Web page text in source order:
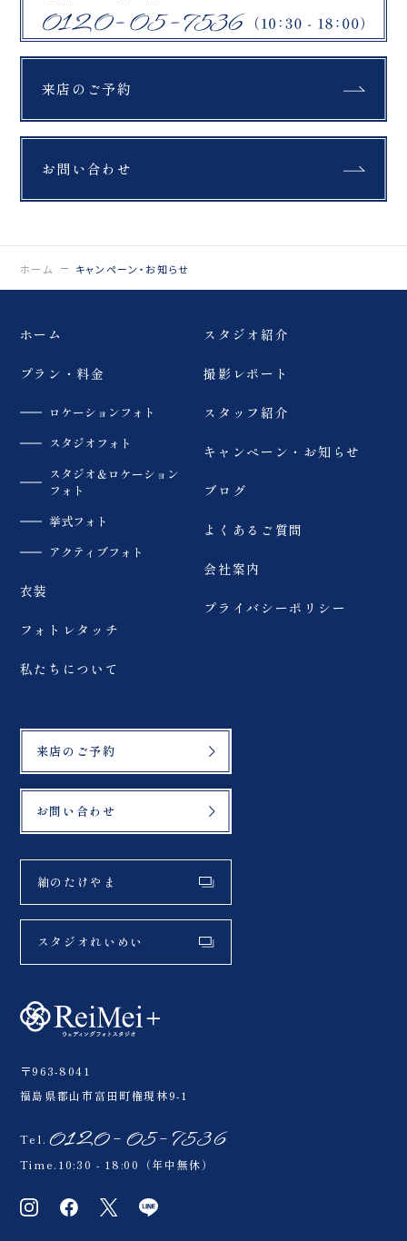
来店のご予約
お問い合わせ
ホーム キャンペーン・お知らせ
〒963-8041
福島県郡山市富田町権現林9-1
Tel. 0120-05-7536
Time.10:30 - 18:00（年中無休）
ホーム
プラン・料金
ロケーションフォト
スタジオフォト
スタジオ＆ロケーション
フォト
挙式フォト
アクティブフォト
衣装
フォトレタッチ
私たちについて
スタジオ紹介
撮影レポート
スタッフ紹介
キャンペーン・お知らせ
ブログ
よくあるご質問
会社案内
プライバシーポリシー
来店のご予約
お問い合わせ
紬のたけやま
スタジオれいめい